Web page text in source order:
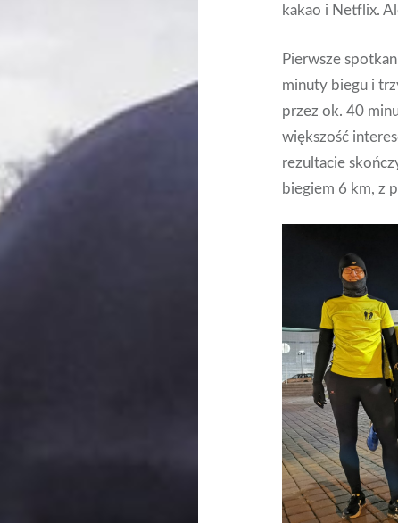
kakao i Netflix.
Pierwsze
minuty biegu i
przez ok. 40
większość
rezultacie
biegiem 6 km, z